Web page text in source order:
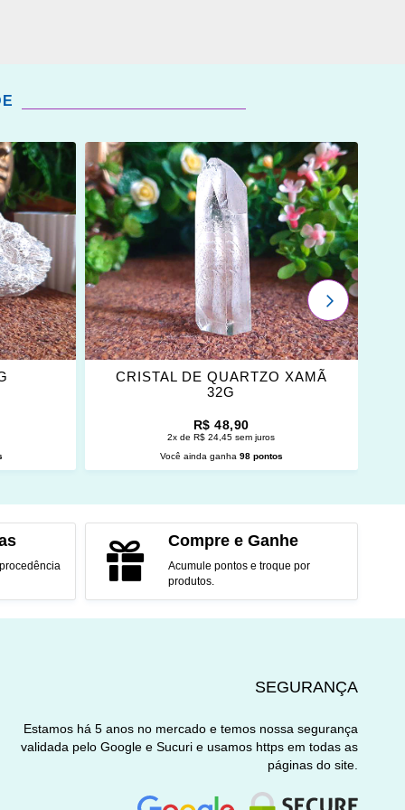
ADICIONAR
OS
FAVORITOS
CRISTAL DE QUARTZO XAMÃ
32G
R$ 48,90
2x de R$ 24,45 sem juros
Você ainda ganha 98 pontos
PRÓXIMO
Compre e Ganhe
Acumule pontos e troque por
produtos.
SEGURANÇA
Estamos há 5 anos no mercado e temos nossa segurança
validada pelo Google e Sucuri e usamos https em todas as
páginas do site.